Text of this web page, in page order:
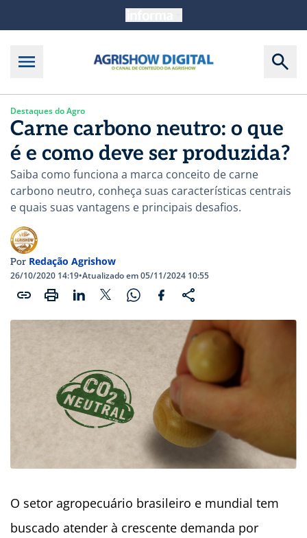
Destaques do Agro
Carne carbono neutro: o que
é e como deve ser produzida?
Saiba como funciona a marca conceito de carne
carbono neutro, conheça suas características centrais
e quais suas vantagens e principais desafios.
Por Redação Agrishow
26/10/2020 14:19•Atualizado em 05/11/2024 10:55
O setor agropecuário brasileiro e mundial tem
buscado atender à crescente demanda por